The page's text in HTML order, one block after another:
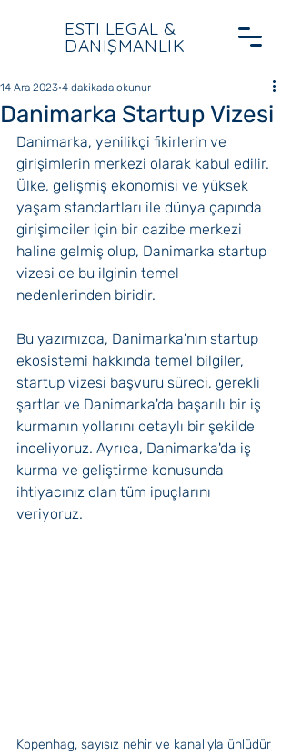
ESTI LEGAL &
DANIŞMANLIK
Danimarka Startup Vizesi
14 Ara 2023 4 dakikada okunur
Danimarka, yenilikçi fikirlerin ve
girişimlerin merkezi olarak kabul edilir.
Ülke, gelişmiş ekonomisi ve yüksek
yaşam standartları ile dünya çapında
girişimciler için bir cazibe merkezi
haline gelmiş olup, Danimarka startup
vizesi de bu ilginin temel
nedenlerinden biridir.
Bu yazımızda, Danimarka'nın startup
ekosistemi hakkında temel bilgiler,
startup vizesi başvuru süreci, gerekli
şartlar ve Danimarka'da başarılı bir iş
kurmanın yollarını detaylı bir şekilde
inceliyoruz. Ayrıca, Danimarka'da iş
kurma ve geliştirme konusunda
ihtiyacınız olan tüm ipuçlarını
veriyoruz.
Kopenhag, sayısız nehir ve kanalıyla ünlüdür